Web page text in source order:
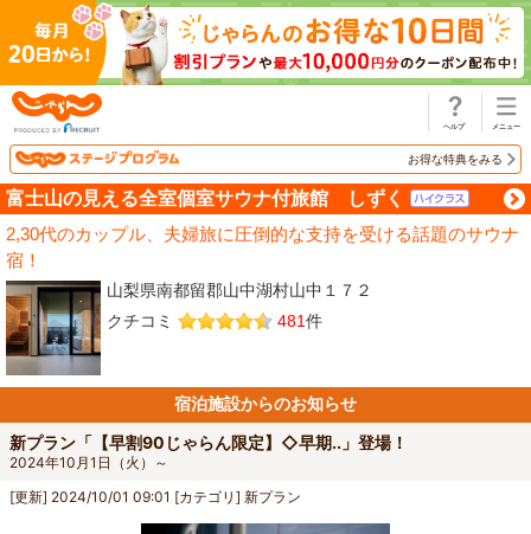
お得な特典をみる
富士山の見える全室個室サウナ付旅館 しずく
2,30代のカップル、夫婦旅に圧倒的な支持を受ける話題のサウナ
宿！
山梨県南都留郡山中湖村山中１７２
クチコミ
481件
宿泊施設からのお知らせ
新プラン「【早割90じゃらん限定】◇早期..」登場！
2024年10月1日（火）～
[更新] 2024/10/01 09:01 [カテゴリ] 新プラン